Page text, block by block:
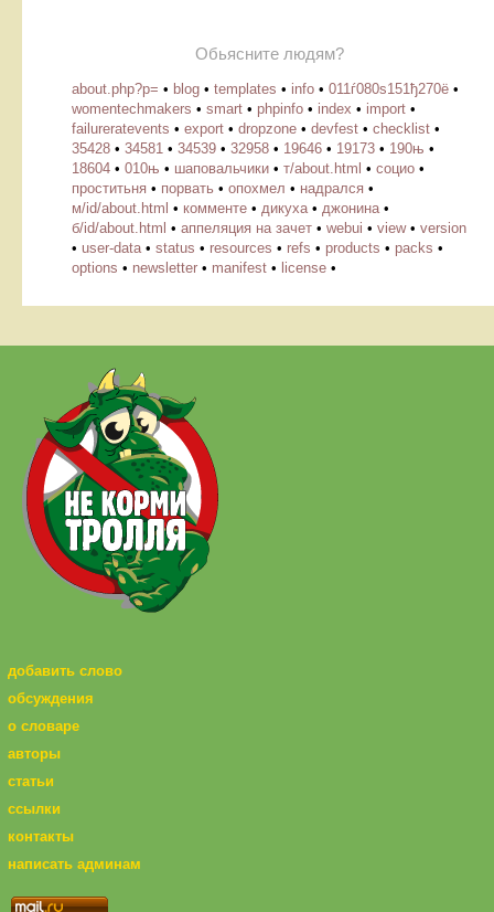
Обьясните людям?
about.php?p= • blog • templates • info • 011ѓ080ѕ151ђ270ё •
womentechmakers • smart • phpinfo • index • import •
failureratevents • export • dropzone • devfest • checklist •
35428 • 34581 • 34539 • 32958 • 19646 • 19173 • 190њ •
18604 • 010њ • шаповальчики • т/about.html • социо •
проститьня • порвать • опохмел • надрался •
м/id/about.html • комменте • дикуха • джонина •
б/id/about.html • аппеляция на зачет • webui • view• version
• user-data • status • resources • refs • products • packs •
options • newsletter • manifest • license •
добавить слово
обсуждения
о словаре
авторы
статьи
ссылки
контакты
написать админам